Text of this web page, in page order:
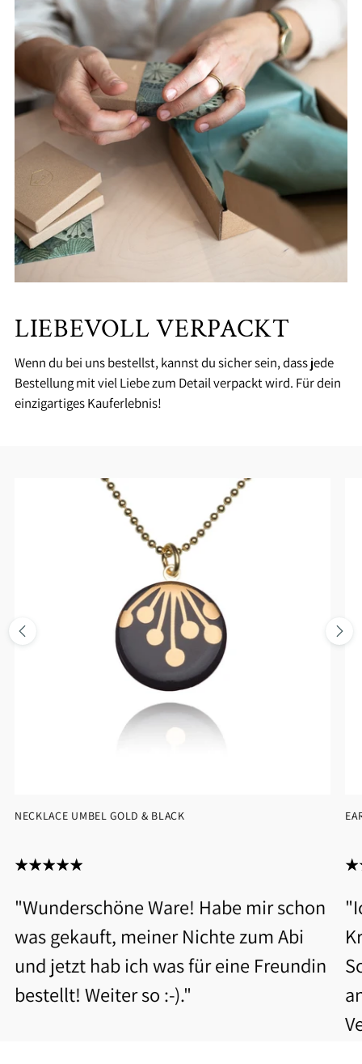
LIEBEVOLL VERPACKT
Wenn du bei uns bestellst, kannst du sicher sein, dass jede
Bestellung mit viel Liebe zum Detail verpackt wird. Für dein
einzigartiges Kauferlebnis!
"Wunderschöne Ware! Habe mir schon
was gekauft, meiner Nichte zum Abi
und jetzt hab ich was für eine Freundin
bestellt! Weiter so :-)."
NECKLACE UMBEL GOLD & BLACK